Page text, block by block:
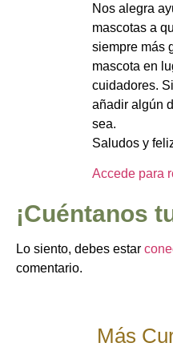
Nos alegra
mascotas a
siempre más
mascota en
cuidadores.
añadir algún
sea.
Saludos y
Accede para
Lo siento, debes estar
comentario.
Más